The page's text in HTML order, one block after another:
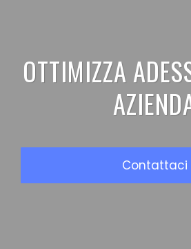
OTTIMIZZA
Contattaci